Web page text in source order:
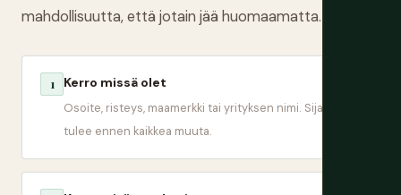
mahdollisuutta, että jotain jää huomaamatta.
1 Kerro missä olet
Osoite, risteys, maamerkki tai yrityksen nimi. Sijainti
tulee ennen kaikkea muuta.